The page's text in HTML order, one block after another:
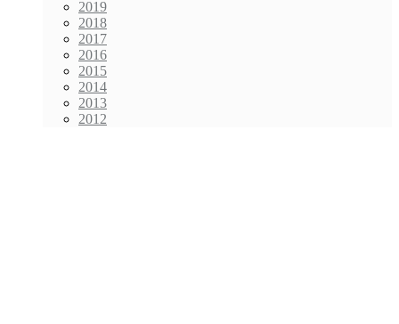
2019
2018
2017
2016
2015
2014
2013
2012